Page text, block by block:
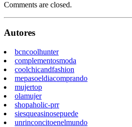
Comments are closed.
Autores
bcncoolhunter
complementosmoda
coolchicandfashion
mepasoeldiacomprando
mujertop
olamujer
shopaholic-prr
siesqueasinosepuede
unrinconcitoenelmundo